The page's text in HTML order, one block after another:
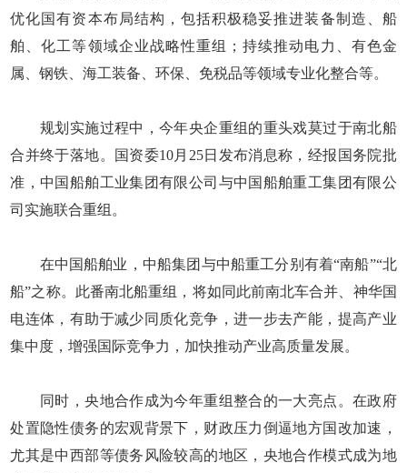
优化国有资本布局结构，包括积极稳妥推进装备制造、船
舶、化工等领域企业战略性重组；持续推动电力、有色金
属、钢铁、海工装备、环保、免税品等领域专业化整合等。
规划实施过程中，今年央企重组的重头戏莫过于南北船
合并终于落地。国资委10月25日发布消息称，经报国务院批
准，中国船舶工业集团有限公司与中国船舶重工集团有限公
司实施联合重组。
在中国船舶业，中船集团与中船重工分别有着“南船”“北
船”之称。此番南北船重组，将如同此前南北车合并、神华国
电连体，有助于减少同质化竞争，进一步去产能，提高产业
集中度，增强国际竞争力，加快推动产业高质量发展。
同时，央地合作成为今年重组整合的一大亮点。在政府
处置隐性债务的宏观背景下，财政压力倒逼地方国改加速，
尤其是中西部等债务风险较高的地区，央地合作模式成为地